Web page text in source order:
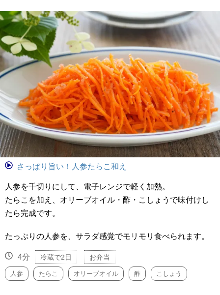
さっぱり旨い！人参たらこ和え
人参を千切りにして、電子レンジで軽く加熱。
たらこを加え、オリーブオイル・酢・こしょうで味付けし
たら完成です。
たっぷりの人参を、サラダ感覚でモリモリ食べられます。
4分 冷蔵で2日 お弁当
人参 たらこ オリーブオイル 酢 こしょう